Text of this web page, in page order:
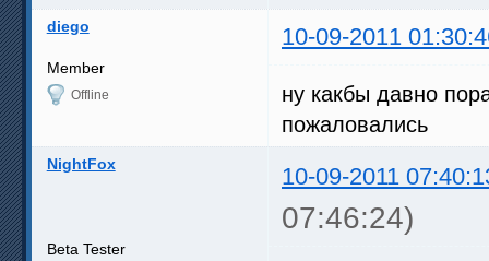
diego 10-09-2011
Member
Offline
ну какбы давно
пожаловались
NightFox 10-09-2011
07:46:24)
Beta Tester